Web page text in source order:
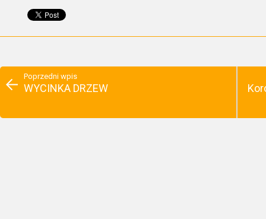
Poprzedni wpis
WYCINKA DRZEW